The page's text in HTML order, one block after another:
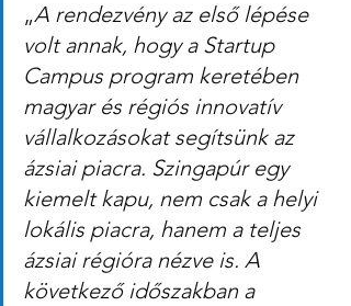
„A rendezvény az első lépése
volt annak, hogy a Startup
Campus program keretében
magyar és régiós innovatív
vállalkozásokat segítsünk az
ázsiai piacra. Szingapúr egy
kiemelt kapu, nem csak a helyi
lokális piacra, hanem a teljes
ázsiai régióra nézve is. A
következő időszakban a